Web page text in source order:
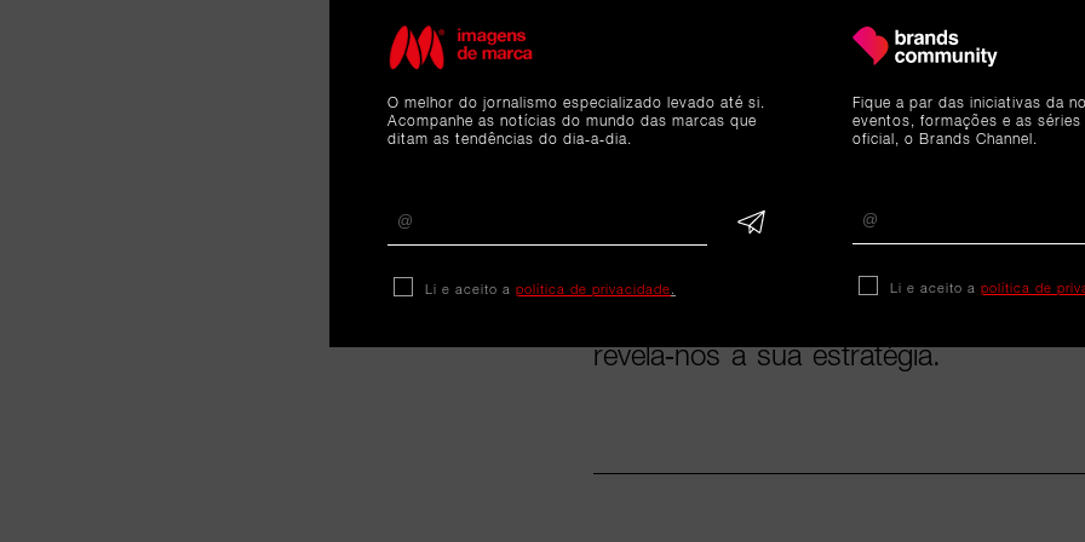
que decorreu no renovado showroom
,
revestimentos e pavimentos, de
tem procurado cravar a sua
inovadoras em Portugal e no
tem garantido o reconhecimento e
cerâmica, por parte de arquitetos e
Uma relação cimentada pela marca,
revela-nos a sua estratégia.
O melhor do jornalismo especializado levado até si.
Acompanhe as notícias do mundo das marcas que
ditam as tendências do dia-a-dia.
Li e aceito a política de privacidade
Fique a par das iniciativas da
eventos, formações e as
oficial, o Brands Channel.
Li e aceito a política de